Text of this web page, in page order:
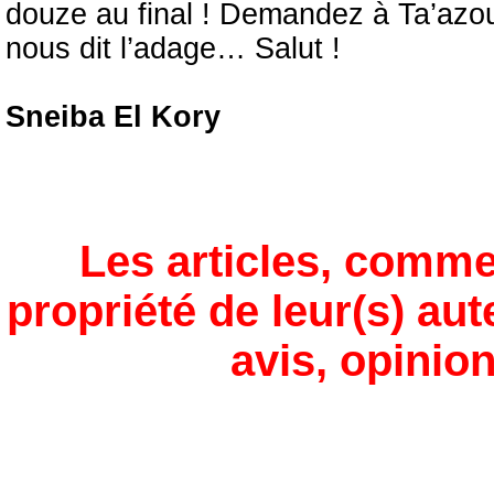
douze au final ! Demandez à
nous dit l’adage… Salut !
Sneiba El Kory
Les articles,
propriété de leur(s)
avis,